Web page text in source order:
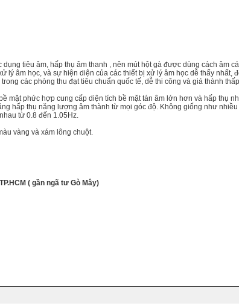
tiêu âm, hấp thụ âm thanh , nên mút hột gà được dùng cách âm
lý âm học, và sự hiện diện của các thiết bị xử lý âm học dễ thấy nhất,
các phòng thu đạt tiêu chuẩn quốc tế, dễ thi công và giá thành
mặt phức hợp cung cấp diện tích bề mặt tán âm lớn hơn và hấp thụ
hấp thụ năng lượng âm thành từ mọi góc độ. Không giống như
từ 0.8 đến 1.05Hz.
vàng và xám lông chuột.
( gần ngã tư Gò Mây)